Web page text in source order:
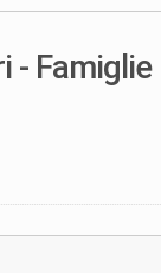
- Famiglie